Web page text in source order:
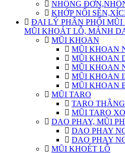
NHÔNG
KHỚP NỐI
ĐẠI LÝ PHÂN PHỐI MŨI
MŨI KHOÁT LỖ, MẢNH
MŨI KHOAN
MŨI KHOAN
MŨI KHOAN
MŨI KHOAN
MŨI KHOAN
MŨI KHOAN
MŨI TARO
TARO
MŨI TARO
DAO PHAY, MŨI
DAO PHAY
DAO PHAY
MŨI KHOÉT LỖ